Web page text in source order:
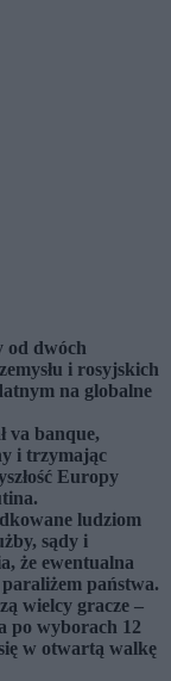
od dwóch
i rosyjskich
na globalne
va banque,
i trzymając
Europy
ludziom
sądy i
że ewentualna
państwa.
wielcy gracze –
po wyborach 12
w otwartą walkę